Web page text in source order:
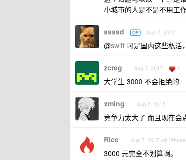
小城市的人是不是不用工作
assad OP Aug 7, 2017
@swift 可是国内这些私活
zcreg Aug 7, 2017 1
大学生 3000 不会拒绝的
xming Aug 7, 2017
竞争力太大了 而且现在会
Rice Aug 7, 2017 via iPhone
3000 元完全不划算啊。